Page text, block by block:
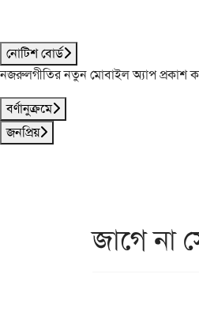
নোটিশ বোর্ড
নজরুলগীতির নতুন মোবাইল অ্যাপ প্রকাশ
বর্ণানুক্রমে
জনপ্রিয়
জাগে না